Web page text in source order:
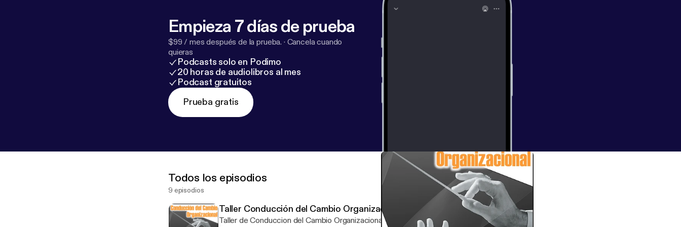
Empieza 7 días de prueba
$99 / mes después de la prueba. · Cancela cuando
quieras
Podcasts solo en Podimo
20 horas de audiolibros al mes
Podcast gratuitos
Prueba gratis
Todos los episodios
9 episodios
Taller Conducción del Cambio Organizacional - Ep 03
Taller de Conduccion del Cambio Organizacional Episodio 003 - Introduccion al Taller